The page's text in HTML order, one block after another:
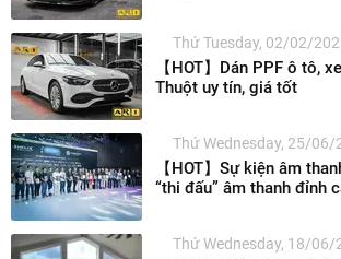
Thứ Tuesday, 02/02/
【HOT】Dán PPF ô tô,
Thuột uy tín, giá tốt
Thứ Wednesday, 25/06/
【HOT】Sự kiện âm
“thi đấu” âm thanh đỉnh
Thứ Wednesday, 18/06/